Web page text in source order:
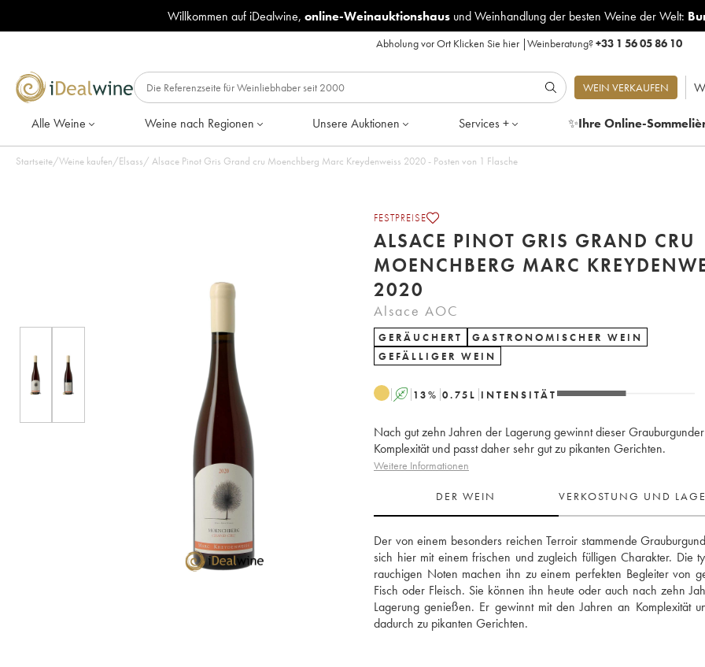
Willkommen auf iDealwine, online-Weinauktionshausund Weinhandlung der besten Weine der Welt:
Abholung vor Ort Klicken Sie hier|Weinberatung?+33 1 56 05 86 10
WEIN VERKAUFEN
Alle Weine Weine nach Regionen Unsere Auktionen Services + ✨Ihre Online-
Startseite/Weine kaufen/Elsass/ Alsace Pinot Gris Grand cru Moenchberg Marc Kreydenweiss 2020 - Posten von 1 Flasche
FESTPREISE
ALSACE PINOT GRIS GRAND CRU
MOENCHBERG MARC
2020
Alsace AOC
GERÄUCHERT
GASTRONOMISCHER WEIN
GEFÄLLIGER WEIN
A 13% 0.75 L INTENSITÄT
Nach gut zehn Jahren der Lagerung gewinnt dieser
Komplexität und passt daher sehr gut zu pikanten Gerichten.
Weitere Informationen
DER WEIN VERKOSTUNG UND
Der von einem besonders reichen Terroir stammende
sich hier mit einem frischen und zugleich fülligen Charakter. Die
rauchigen Noten machen ihn zu einem perfekten Begleiter von
Fisch oder Fleisch. Sie können ihn heute oder auch nach zehn
Lagerung genießen. Er gewinnt mit den Jahren an Komplexität
dadurch zu pikanten Gerichten.